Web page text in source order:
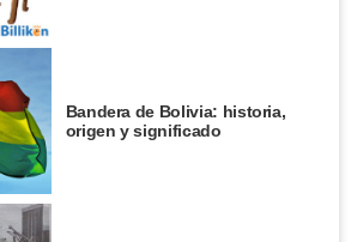
Bandera de Bolivia: historia,
origen y significado